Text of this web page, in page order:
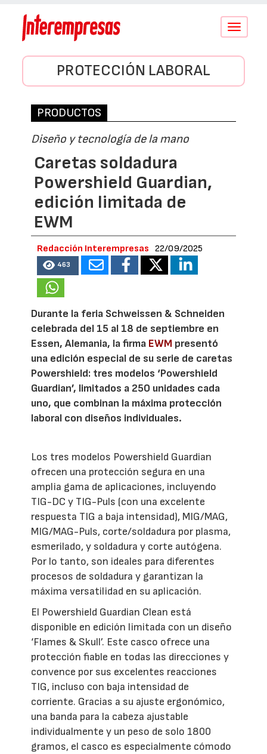
Conmutar
PROTECCIÓN LABORAL
PRODUCTOS
Diseño y tecnología de la mano
Caretas soldadura
Powershield Guardian,
edición limitada de
EWM
Redacción Interempresas 22/09/2025
463
Durante la feria Schweissen & Schneiden
celebrada del 15 al 18 de septiembre en
Essen, Alemania, la firma EWM presentó
una edición especial de su serie de caretas
Powershield: tres modelos ‘Powershield
Guardian’, limitados a 250 unidades cada
uno, que combinan la máxima protección
laboral con diseños individuales.
Los tres modelos Powershield Guardian
ofrecen una protección segura en una
amplia gama de aplicaciones, incluyendo
TIG-DC y TIG-Puls (con una excelente
respuesta TIG a baja intensidad), MIG/MAG,
MIG/MAG-Puls, corte/soldadura por plasma,
esmerilado, y soldadura y corte autógena.
Por lo tanto, son ideales para diferentes
procesos de soldadura y garantizan la
máxima versatilidad en su aplicación.
El Powershield Guardian Clean está
disponible en edición limitada con un diseño
‘Flames & Skull’. Este casco ofrece una
protección fiable en todas las direcciones y
convence por sus excelentes reacciones
TIG, incluso con baja intensidad de
corriente. Gracias a su ajuste ergonómico,
una banda para la cabeza ajustable
individualmente y un peso de solo 1800
gramos, el casco es especialmente cómodo